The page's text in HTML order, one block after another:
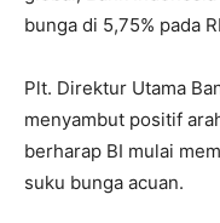
bunga di 5,75% pada
Plt. Direktur Utama
menyambut positif
berharap BI mulai
suku bunga acuan.